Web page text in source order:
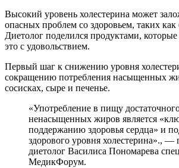
Высокий уровень холестерина может
опасных проблем со здоровьем, таких как
Диетолог поделился продуктами,
это с удовольствием.
Первый шаг к снижению уровня
сокращению потребления насыщенных
сосисках, сыре и печенье.
«Употребление в пищу достаточного количества
ненасыщенных жиров является
поддержанию здоровья сердца» и
здорового уровня холестерина»., —
диетолог Василиса Пономарева
МедикФорум.